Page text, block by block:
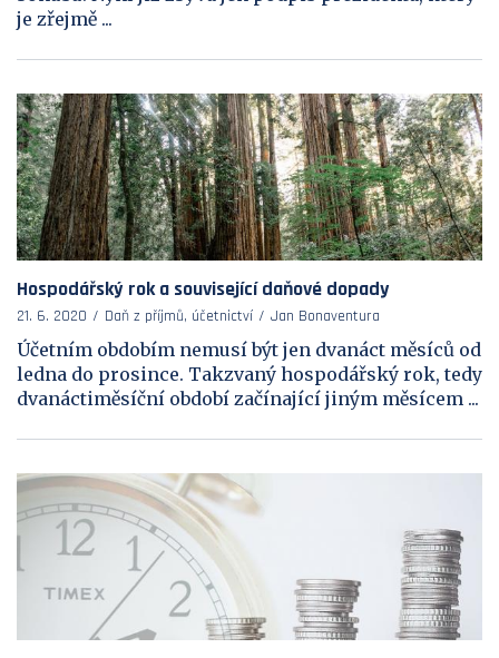
je zřejmě ...
Hospodářský rok a související daňové dopady
21. 6. 2020 Daň z příjmů, účetnictví Jan Bonaventura
Účetním obdobím nemusí být jen dvanáct měsíců od
ledna do prosince. Takzvaný hospodářský rok, tedy
dvanáctiměsíční období začínající jiným měsícem ...